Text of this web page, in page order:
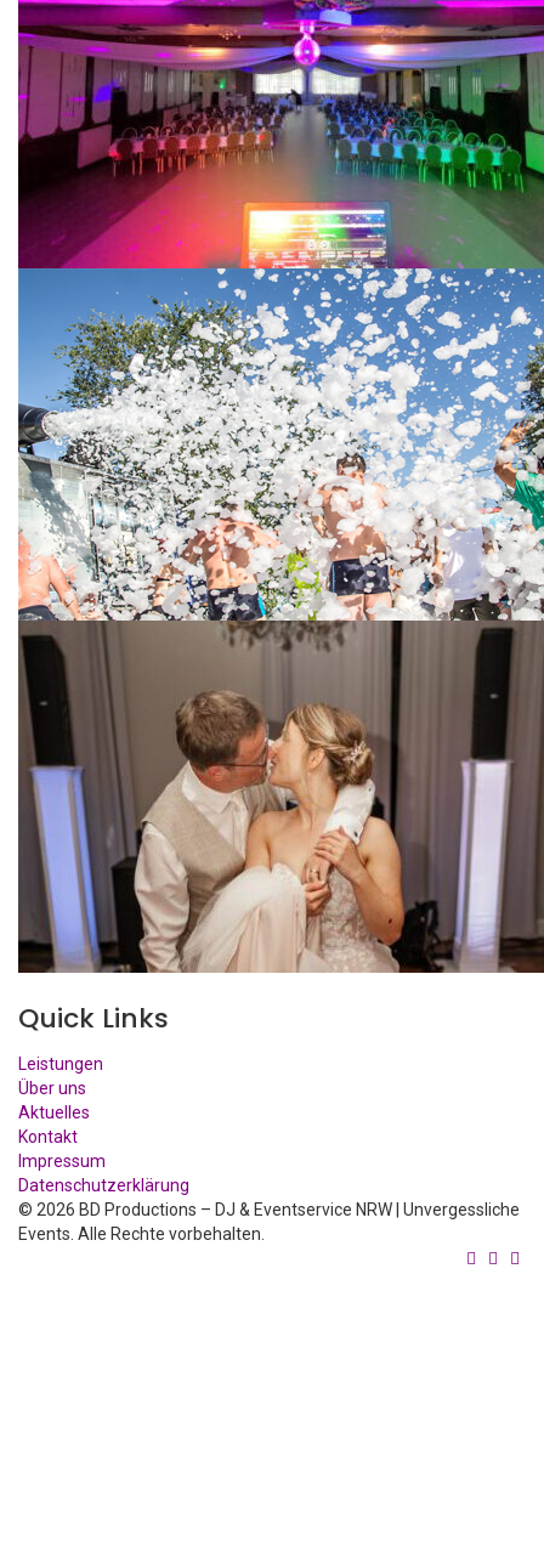
Quick Links
Leistungen
Über uns
Aktuelles
Kontakt
Impressum
Datenschutzerklärung
© 2026 BD Productions – DJ & Eventservice NRW | Unvergessliche
Events. Alle Rechte vorbehalten.